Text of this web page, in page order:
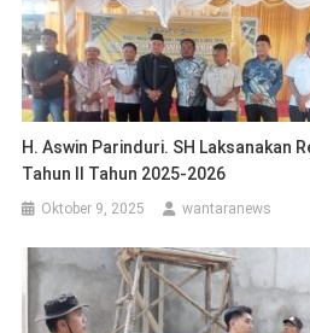
H. Aswin Parinduri. SH Laksanakan
Tahun II Tahun 2025-2026
Oktober 9, 2025 wantaranews